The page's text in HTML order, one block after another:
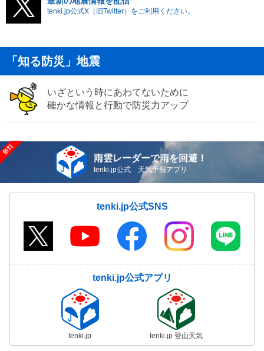
tenki.jp公式X（旧Twitter）をご利用ください。
「知る防災」地震
いざという時にあわてないために
確かな情報と行動で防災力アップ
雨雲レーダーで雨を回避！
tenki.jp公式 天気予報アプリ
tenki.jp公式SNS
tenki.jp公式アプリ
tenki.jp tenki.jp 登山天気